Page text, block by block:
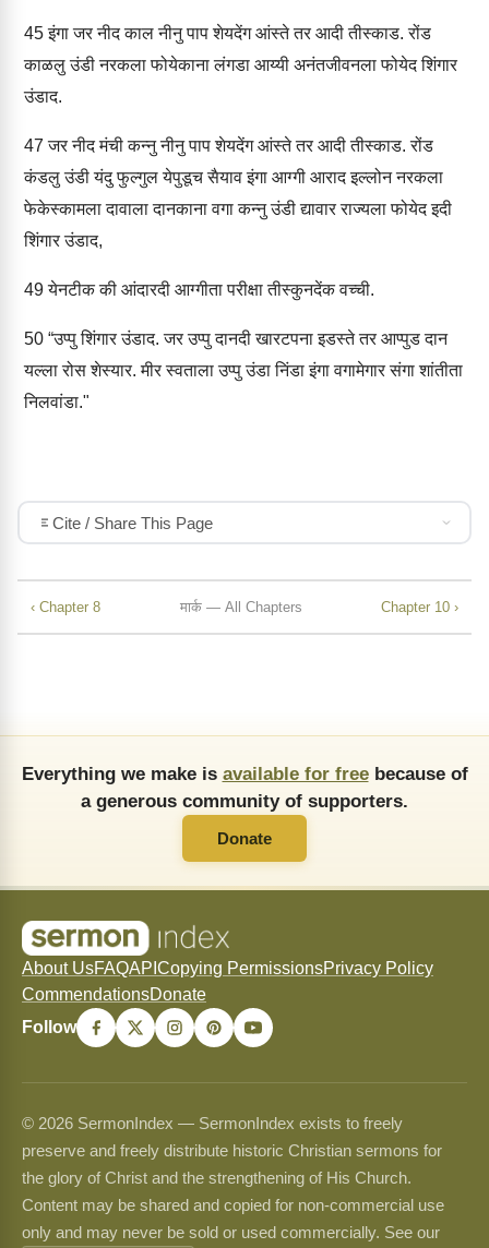
45इंगा जर नीद काल नीनु पाप शेयदेंग आंस्ते तर आदी तीस्काड. रोंड
काळलु उंडी नरकला फोयेकाना लंगडा आय्यी अनंतजीवनला फोयेद शिंगार
उंडाद.
47 जर नीद मंची कन्नु नीनु पाप शेयदेंग आंस्ते तर आदी तीस्काड. रोंड
कंडलु उंडी यंदु फुल्गुल येपुडूच सैयाव इंगा आग्गी आराद इल्लोन नरकला
फेकेस्कामला दावाला दानकाना वगा कन्नु उंडी द्यावार राज्यला फोयेद इदी
शिंगार उंडाद,
49येनटीक की आंदारदी आग्गीता परीक्षा तीस्कुनदेंक वच्ची.
50 “उप्पु शिंगार उंडाद. जर उप्पु दानदी खारटपना इडस्ते तर आप्पुड दान
यल्ला रोस शेस्यार. मीर स्वताला उप्पु उंडा निंडा इंगा वगामेगार संगा शांतीता
निलवांडा."
Cite / Share This Page
‹ Chapter 8 मार्क — All Chapters Chapter 10 ›
Everything we make is available for freebecause of
a generous community of supporters.
Donate
About UsFAQAPI Copying PermissionsPrivacy Policy
CommendationsDonate
Follow
© 2026 SermonIndex — SermonIndex exists to freely
preserve and freely distribute historic Christian sermons for
the glory of Christ and the strengthening of His Church.
Content may be shared and copied for non-commercial use
only and may never be sold or used commercially. See our